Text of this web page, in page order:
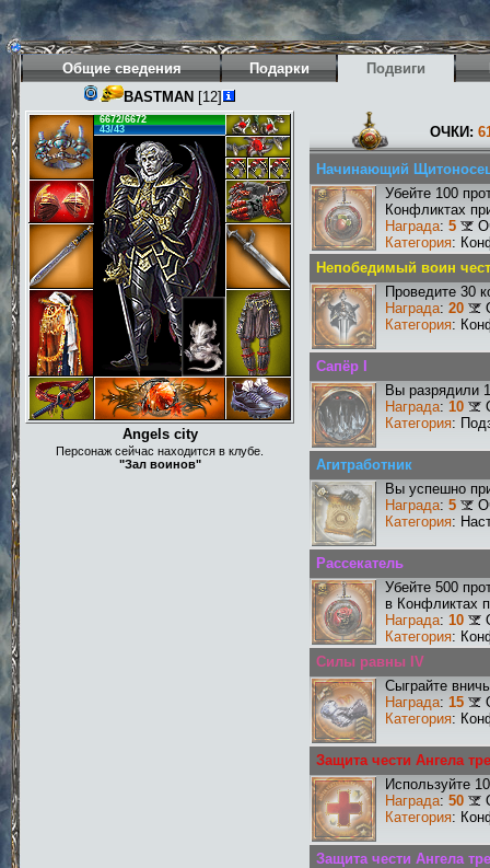
Общие сведения Подарки Подвиги
BASTMAN [12]
6672/6672
43/43
Angels city
Персонаж сейчас находится в клубе.
"Зал воинов"
ОЧКИ:
Начинающий
Убейте 100
Конфликтах
Награда: 5
Категория:
Непобедимый воин
Проведите 30
Награда: 20
Категория:
Сапёр I
Вы разрядили
Награда: 10
Категория:
Агитработник
Вы успешно
Награда: 5
Категория:
Рассекатель
Убейте 500
в Конфликтах
Награда: 10
Категория:
Силы равны IV
Сыграйте
Награда: 15
Категория:
Защита чести Ангела
Используйте
Награда: 50
Категория:
Защита чести Ангела